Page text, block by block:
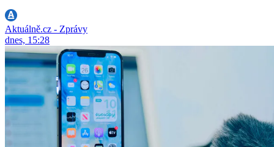
Aktuálně.cz - Zprávy
dnes, 15:28